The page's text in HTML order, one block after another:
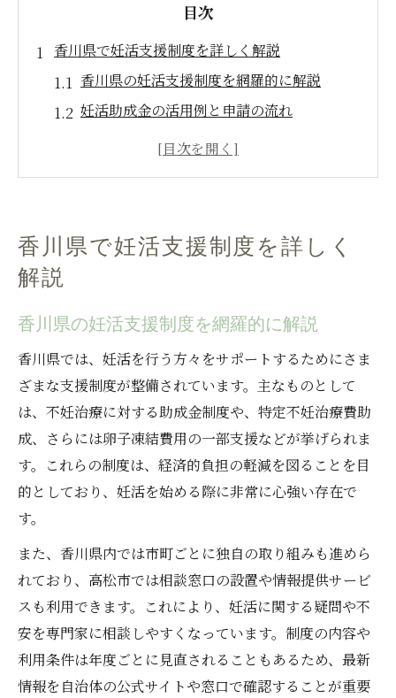
目次
香川県で妊活支援制度を詳しく解説
香川県の妊活支援制度を網羅的に解説
妊活助成金の活用例と申請の流れ
不妊治療助成金の県と市の違いを比較
高松市の妊活補助を最大活用する方法
高松市で妊活補助を賢く活用するコツ
高松市の妊活支援と県助成金の併用方法
妊活補助を受けるための高松市の流れ
高松市で話題の妊活相談窓口の活用法
仕事と治療の両立に役立つ妊活の工夫
妊活と仕事両立に役立つ実践ポイント
高松市で不妊治療休暇を取得する方法
妊活スケジュール調整のコツと支援策
術
妊活と通院費の負担を減らす工夫
妊活補助年齢制限の注意点も抑えて
妊活助成金の年齢制限を理解するポイント
高松市の妊活補助は何歳まで可能か解説
香川県で妊活支援制度を詳しく
解説
香川県の妊活支援制度を網羅的に解説
香川県では、妊活を行う方々をサポートするためにさま
ざまな支援制度が整備されています。主なものとして
は、不妊治療に対する助成金制度や、特定不妊治療費助
成、さらには卵子凍結費用の一部支援などが挙げられま
す。これらの制度は、経済的負担の軽減を図ることを目
的としており、妊活を始める際に非常に心強い存在で
す。
また、香川県内では市町ごとに独自の取り組みも進めら
れており、高松市では相談窓口の設置や情報提供サービ
スも利用できます。これにより、妊活に関する疑問や不
安を専門家に相談しやすくなっています。制度の内容や
利用条件は年度ごとに見直されることもあるため、最新
情報を自治体の公式サイトや窓口で確認することが重要